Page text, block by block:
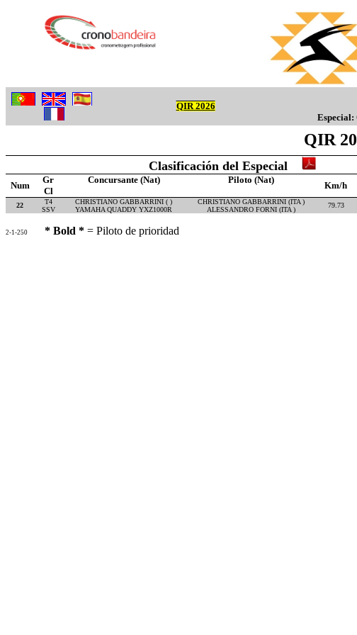
QIR 2026
Especial:
QIR
Clasificación del Especial
Num
Gr Concursante (Nat) Piloto (Nat)
Km/h
Cl
22 T4 CHRISTIANO GABBARRINI ( ) CHRISTIANO GABBARRINI (ITA ) 79.73
SSV
YAMAHA QUADDY YXZ1000R ALESSANDRO FORNI (ITA )
2-1-250 * Bold * = Piloto de prioridad